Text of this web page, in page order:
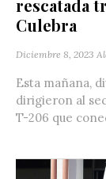
rescatada
Culebra
Diciembre 8, 2023
Esta mañana,
dirigieron al
T-206 que